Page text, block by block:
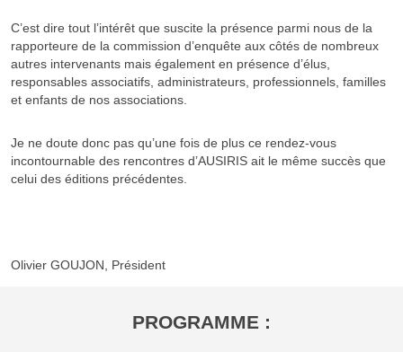
C’est dire tout l’intérêt que suscite la présence parmi nous de la
rapporteure de la commission d’enquête aux côtés de nombreux
autres intervenants mais également en présence d’élus,
responsables associatifs, administrateurs, professionnels, familles
et enfants de nos associations.
Je ne doute donc pas qu’une fois de plus ce rendez-vous
incontournable des rencontres d’AUSIRIS ait le même succès que
celui des éditions précédentes.
Olivier GOUJON, Président
PROGRAMME :